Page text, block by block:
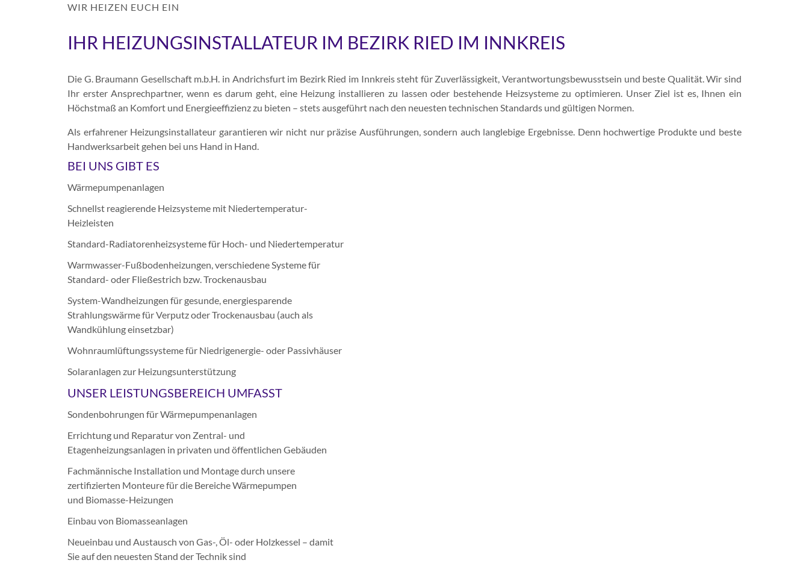
WIR HEIZEN EUCH EIN
IHR HEIZUNGSINSTALLATEUR IM BEZIRK RIED IM INNKREIS
Die G. Braumann Gesellschaft m.b.H. in Andrichsfurt im Bezirk Ried im Innkreis steht für Zuverlässigkeit, Verantwortungsbewusstsein und beste Qualität. Wir sind
Ihr erster Ansprechpartner, wenn es darum geht, eine Heizung installieren zu lassen oder bestehende Heizsysteme zu optimieren. Unser Ziel ist es, Ihnen ein
Höchstmaß an Komfort und Energieeffizienz zu bieten – stets ausgeführt nach den neuesten technischen Standards und gültigen Normen.
Als erfahrener Heizungsinstallateur garantieren wir nicht nur präzise Ausführungen, sondern auch langlebige Ergebnisse. Denn hochwertige Produkte und beste
Handwerksarbeit gehen bei uns Hand in Hand.
BEI UNS GIBT ES
Wärmepumpenanlagen
Schnellst reagierende Heizsysteme mit Niedertemperatur-
Heizleisten
Standard-Radiatorenheizsysteme für Hoch- und Niedertemperatur
Warmwasser-Fußbodenheizungen, verschiedene Systeme für
Standard- oder Fließestrich bzw. Trockenausbau
System-Wandheizungen für gesunde, energiesparende
Strahlungswärme für Verputz oder Trockenausbau (auch als
Wandkühlung einsetzbar)
Wohnraumlüftungssysteme für Niedrigenergie- oder Passivhäuser
Solaranlagen zur Heizungsunterstützung
UNSER LEISTUNGSBEREICH UMFASST
Sondenbohrungen für Wärmepumpenanlagen
Errichtung und Reparatur von Zentral- und
Etagenheizungsanlagen in privaten und öffentlichen Gebäuden
Fachmännische Installation und Montage durch unsere
zertifizierten Monteure für die Bereiche Wärmepumpen
und Biomasse-Heizungen
Einbau von Biomasseanlagen
Neueinbau und Austausch von Gas-, Öl- oder Holzkessel – damit
Sie auf den neuesten Stand der Technik sind